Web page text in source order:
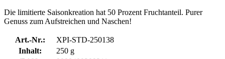
Die limitierte Saisonkreation hat 50 Prozent Fruchtanteil. Purer
Genuss zum Aufstreichen und Naschen!
Art.-Nr.:
XPI-STD-250138
Inhalt:
250 g